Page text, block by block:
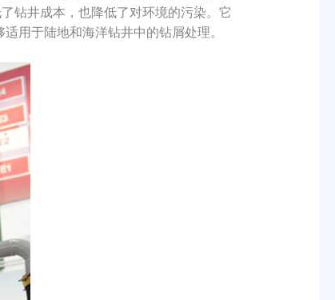
钻井成本，也降低了对环境的污染。它
用于陆地和海洋钻井中的钻屑处理。